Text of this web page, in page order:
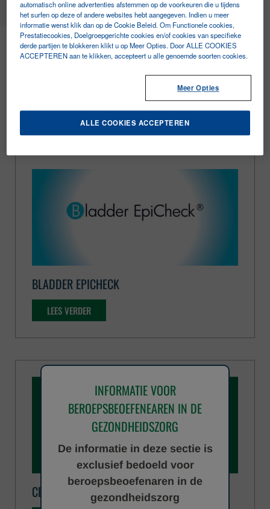
INFORMATIE VOOR
BEROEPSBEOEFENEAREN IN DE
GEZONDHEIDSZORG
De informatie in deze sectie is
exclusief bedoeld voor
beroepsbeoefenaren in de
gezondheidszorg
Oncology
De informatie in dit gedeelte is uitsluitend
bestemd voor professionals in de
gezondheidszorg.
BLADDER EPICHECK
LEES VERDER
CELLSEARCH CTC TEST
automatisch online advertenties afstemmen op de voorkeuren die u tijdens
het surfen op deze of andere websites hebt aangegeven. Indien u meer
informatie wenst klik dan op de Cookie Beleid. Om Functionele cookies,
Prestatiecookies, Doelgroepgerichte cookies en/of cookies van specifieke
derde partijen te blokkeren klikt u op Meer Opties. Door ALLE COOKIES
ACCEPTEREN aan te klikken, accepteert u alle genoemde soorten cookies.
Meer Opties
ALLE COOKIES ACCEPTEREN